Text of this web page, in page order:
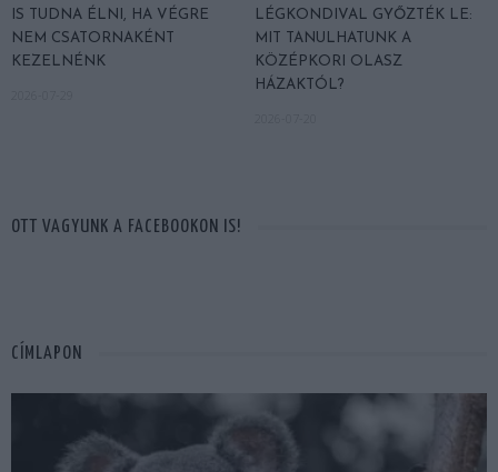
IS TUDNA ÉLNI, HA VÉGRE
NEM CSATORNAKÉNT
KEZELNÉNK
LÉGKONDIVAL GYŐZTÉK LE:
MIT TANULHATUNK A
KÖZÉPKORI OLASZ
HÁZAKTÓL?
OTT VAGYUNK A FACEBOOKON IS!
CÍMLAPON